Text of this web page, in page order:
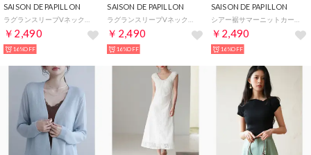
SAISON DE PAPILLON
￥2,490
16%OFF
SAISON DE PAPILLON
￥2,490
16%OFF
SAISON DE PAPILLON
￥2,490
16%OFF